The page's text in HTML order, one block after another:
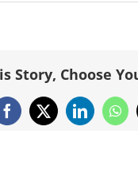
Story, Choose
Facebook
X LinkedIn